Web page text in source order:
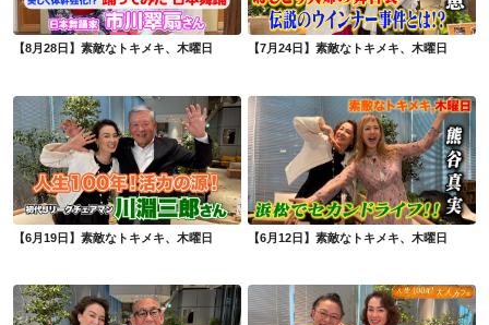
【8月28日】素敵なトキメキ、木曜日 【7月24日】素敵なトキメキ、木曜日
【6月19日】素敵なトキメキ、木曜日
【6月19日】素敵なトキメキ、木曜日
【6月12日】素敵なトキメキ、木曜日
【6月12日】素敵なトキメキ、木曜日